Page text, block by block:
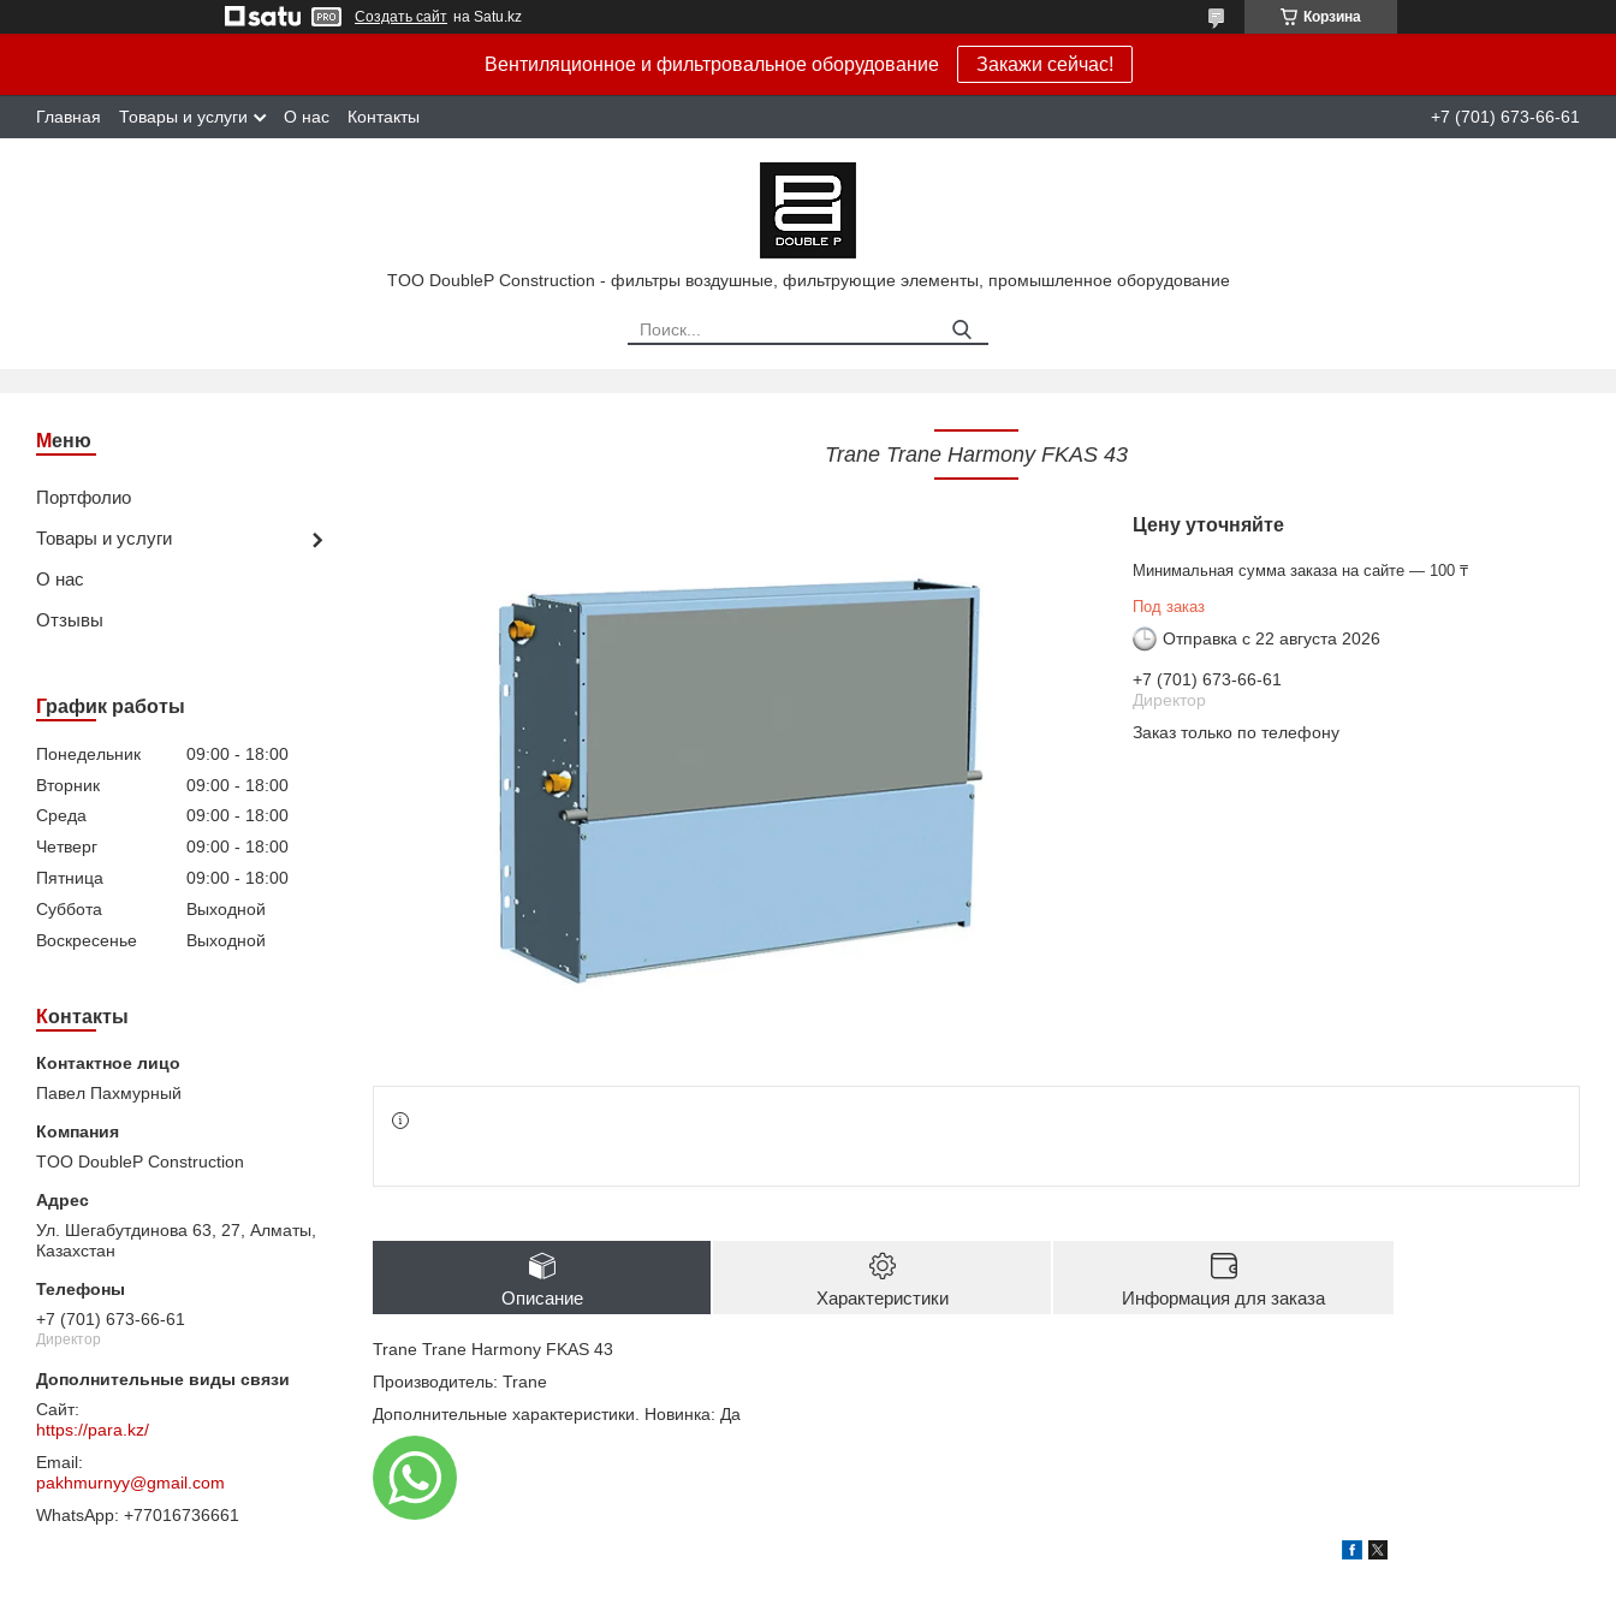
Создать сайт на Satu.kz Корзина
Вентиляционное и фильтровальное оборудование Закажи сейчас!
Главная Товары и услуги О нас Контакты +7 (701) 673-66-61
TOO DoubleP Construction - фильтры воздушные, фильтрующие элементы, промышленное оборудование
Портфолио
Товары и услуги
О нас
Отзывы
График работы
Понедельник 09:00
18:00
Вторник
09:00
18:00
Среда
09:00
18:00
Четверг
09:00
18:00
Пятница
09:00
18:00
Суббота
Выходной
Воскресенье
Выходной
Контакты
Павел Пахмурный
TOO DoubleP Construction
Ул. Шегабутдинова 63, 27, Алматы,
Казахстан
+7 (701) 673-66-61
Директор
https://para.kz/
pakhmurnyy@gmail.com
+77016736661
Trane Trane Harmony FKAS 43
Цену уточняйте
Минимальная сумма заказа на сайте — 100 ₸
Под заказ
Отправка с 22 августа 2026
+7 (701) 673-66-61
Директор
Заказ только по телефону
Описание Характеристики Информация для заказа
Trane Trane Harmony FKAS 43
Производитель: Trane
Дополнительные характеристики. Новинка: Да